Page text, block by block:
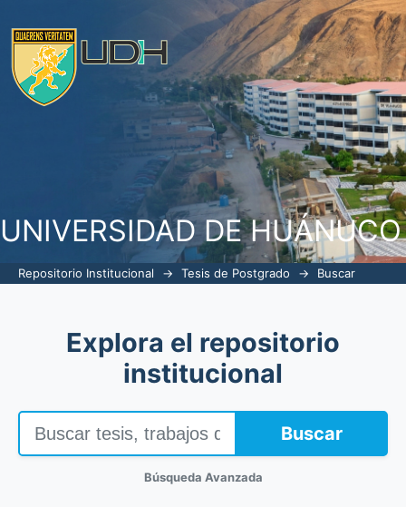
UNIVERSIDAD DE HUÁNUCO
Repositorio Institucional → Tesis de Postgrado → Buscar
Explora el repositorio
institucional
Buscar
Búsqueda Avanzada